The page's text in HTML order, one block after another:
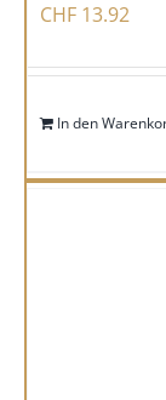
CHF 13.92
In den